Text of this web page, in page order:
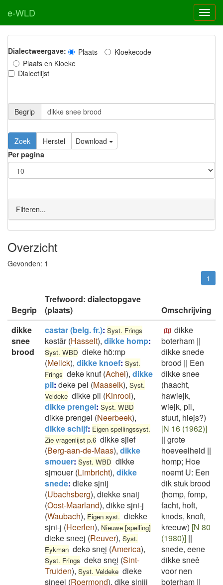
e-WLD
Dialectweergave: Plaats
Kloekecode
Plaats en Kloeke
Dialectlijst
Begrip
Zoek Herstel
Download
Per pagina
Filteren...
Overzicht
Gevonden: 1
1
Begrip
Trefwoord: dialectopgave
(plaats)
Omschrijving
dikke
snee
brood
castar (belg. fr.): Syst. Frings
kəstār(Hasselt), dikke homp:
Syst. WBD dieke ho͂:mp
(Melick), dikke knoef: Syst.
Frings dekə knuf(Achel), dikke
pil: dekə pel (Maaseik), Syst.
Veldeke dikke pil (Kinrooi),
dikke prengel: Syst. WBD
dikke prengel (Neerbeek),
dikke schijf: Eigen spellingssyst.
Zie vragenlijst p.6 dikke sjief
(Berg-aan-de-Maas), dikke
smouer: Syst. WBD dikke
sjmouer(Limbricht), dikke
snede: dieke sjnij
(Ubachsberg), diekke snaij
(Oost-Maarland), dikke sjni-j
(Waubach), Eigen syst. diekke
sjni-j (Heerlen), Nieuwe [spelling]
dieke sneej (Reuver), Syst.
Eykman dekə snei̯ (America),
Syst. Frings dekə sneͅi̯ (Sint-
Truiden), Syst. Veldeke dieke
sjneej (Roermond), dike sjnijj
dikke
boterham ||
dikke snede
brood || Een
dikke snee
(haacht,
hawiejk,
wiejk, pil,
stuut, hiejs?)
[N 16 (1962)]
|| grote
hoeveelheid ||
homp; Hoe
noemt U: Een
dik stuk brood
(homp, fomp,
facht, hoft,
knods, knoft,
kreeuw) [N 80
(1980)] ||
snede, eene
dikke sneê
voor nen
boterham ||